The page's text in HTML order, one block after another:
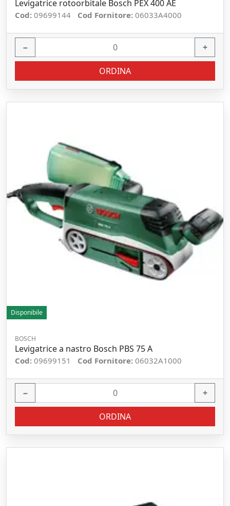
Levigatrice rotoorbitale Bosch PEX 400 AE
Cod: 09699144 Cod Fornitore: 06033A4000
− +
ORDINA
Disponibile
BOSCH
Levigatrice a nastro Bosch PBS 75 A
Cod: 09699151 Cod Fornitore: 06032A1000
− +
ORDINA